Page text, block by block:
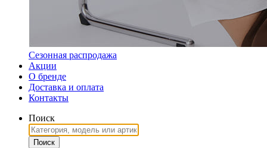
Сезонная распродажа
Акции
О бренде
Доставка и оплата
Контакты
Поиск